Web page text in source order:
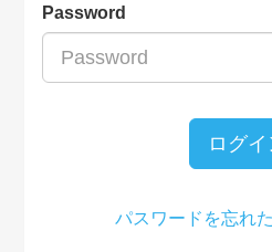
Password
ログイ
パスワードを忘れ